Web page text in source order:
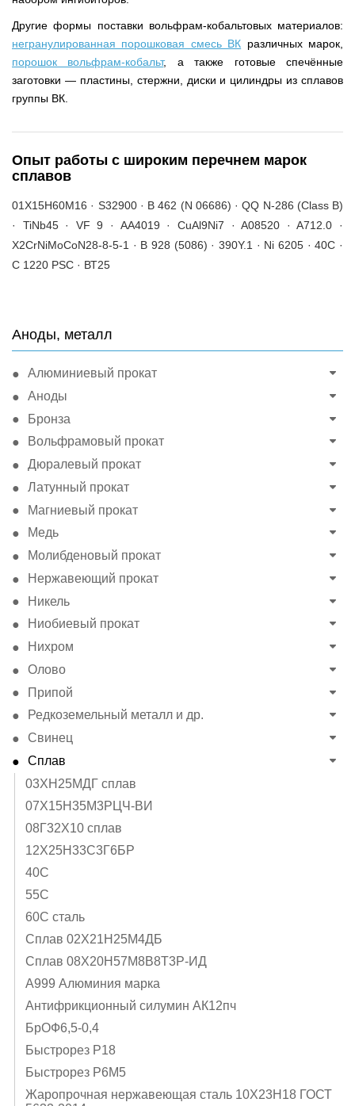
Аноды, металл
Алюминиевый прокат
Аноды
Бронза
Вольфрамовый прокат
Дюралевый прокат
Латунный прокат
Магниевый прокат
Медь
Молибденовый прокат
Нержавеющий прокат
Никель
Ниобиевый прокат
Нихром
Олово
Припой
Редкоземельный металл и др.
Свинец
Сплав
03ХН25МДГ сплав
07Х15Н35М3РЦЧ-ВИ
08Г32Х10 сплав
12Х25Н33С3Г6БР
40C
55С
60С сталь
Cплав 02Х21Н25М4ДБ
Cплав 08Х20Н57М8В8Т3Р-ИД
А999 Алюминия марка
Антифрикционный силумин АК12пч
БрОФ6,5-0,4
Быстрорез Р18
Быстрорез Р6М5
Жаропрочная нержавеющая сталь 10Х23Н18 ГОСТ
Другие формы поставки вольфрам-кобальтовых материалов:
негранулированная порошковая смесь ВК различных марок,
порошок вольфрам-кобальт, а также готовые спечённые
заготовки — пластины, стержни, диски и цилиндры из сплавов
группы ВК.
Опыт работы с широким перечнем марок
сплавов
01Х15Н60М16 · S32900 · B 462 (N 06686) · QQ N-286 (Class B)
· TiNb45 · VF 9 · AA4019 · CuAl9Ni7 · A08520 · A712.0 ·
X2CrNiMoCoN28-8-5-1 · B 928 (5086) · 390Y.1 · Ni 6205 · 40С ·
C 1220 PSC · ВТ25